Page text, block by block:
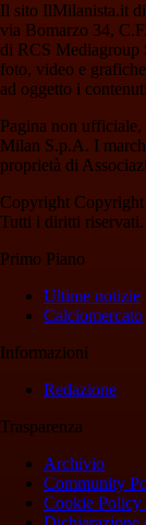
Il sito IlMilanista.it
via Bomarzo 34,
di RCS Mediagroup
foto, video e
ad oggetto i
Pagina non ufficiale,
Milan S.p.A. I
proprietà di
Copyright
Tutti i diritti riservati.
Primo Piano
Ultime notizie
Calciomercato
Informazioni
Redazione
Trasparenza
Archivio
Community
Cookie Policy